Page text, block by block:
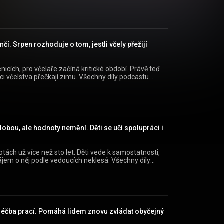
apps/details?id=cz.rozhlas.mujrozhlas) a
74eb-37bd-
Srpen rozhoduje o tom, jestli včely přežijí
pro včelaře začíná kritické období. Právě teď
zimu. Všechny díly podcastu
apps/details?id=cz.rozhlas.mujrozhlas) a
58f0-30da-
ale hodnoty nemění. Děti se učí spolupráci i
už více než sto let. Děti vede k samostatnosti,
podle vedoucích neklesá. Všechny díly
store/apps/details?
46d0-39ca-
prací. Pomáhá lidem znovu zvládat obyčejný